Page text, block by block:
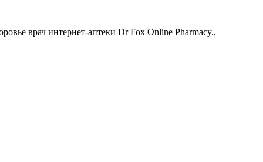
врач интернет-аптеки Dr Fox Online Pharmacy.,